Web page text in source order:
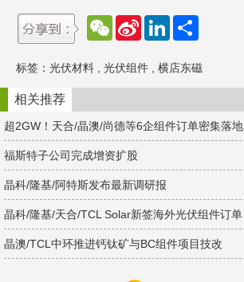
W
e
a
t
S
W
e
b
o
L
k
e
d
n
标签： 光伏材料 光伏组件 横店东磁
相关推荐
超2GW！天合/晶澳/尚德等6企组件订单密集落地
福斯特子公司完成增资扩股
晶科/隆基/阿特斯发布最新调研报
晶科/隆基/天合/TCL Solar新签海外光伏组件订单
晶澳/TCL中环推进钙钛矿与BC组件项目技改